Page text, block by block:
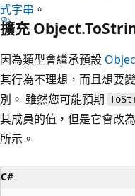
式字串 。
擴充
因為類型會繼承預設
其行為不理想，而且想要
別。 雖然您可能預期
其成員的值，但是它會改
所示。
C#